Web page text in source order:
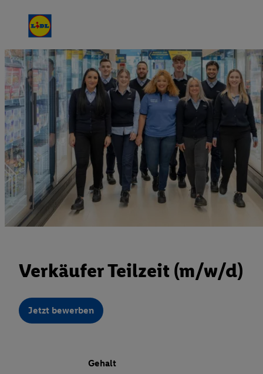
Verkäufer Teilzeit (m/w/d)
Jetzt bewerben
Gehalt